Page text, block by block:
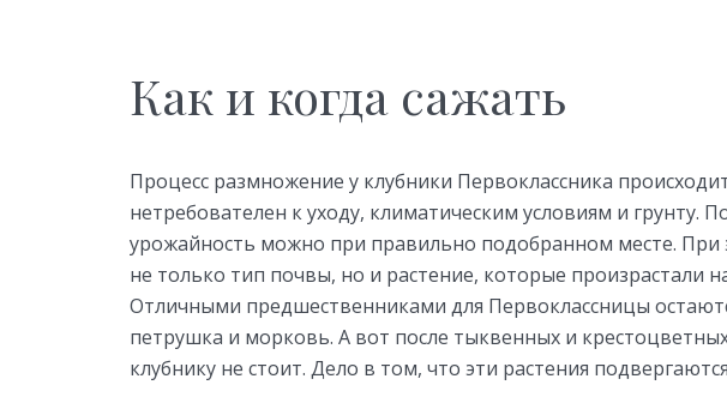
Как и когда сажать
Процесс размножение у клубники Первоклассника
нетребователен к уходу, климатическим условиям и грунту.
урожайность можно при правильно подобранном месте.
не только тип почвы, но и растение, которые произрастали
Отличными предшественниками для Первоклассницы
петрушка и морковь. А вот после тыквенных и
клубнику не стоит. Дело в том, что эти растения